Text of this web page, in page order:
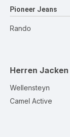
Pioneer Jeans
Rando
Herren Jacken
Wellensteyn
Camel Active